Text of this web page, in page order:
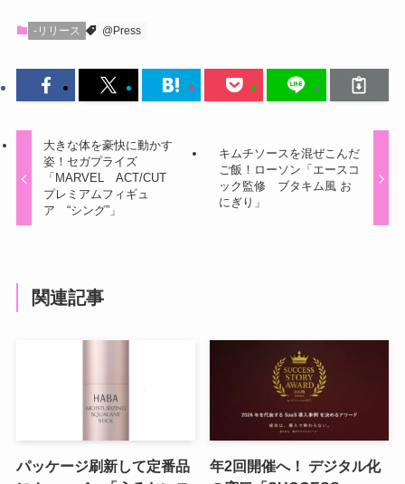
-リリース @Press
大きな体を豪快に動かす
姿！セガプライズ
「MARVEL ACT/CUT
プレミアムフィギュ
ア “シング”」
キムチソースを混ぜこんだ
ご飯！ローソン「エースコ
ック監修 ブタキム風 お
にぎり」
関連記事
パッケージ刷新して定番品
年2回開催へ！ デジタル化